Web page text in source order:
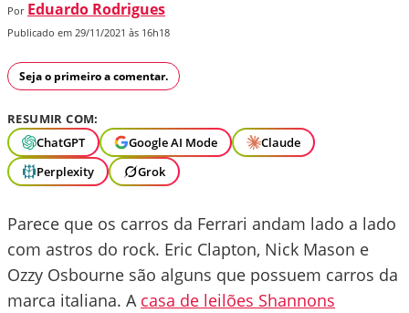
Por Eduardo Rodrigues
Publicado em 29/11/2021 às 16h18
Seja o primeiro a comentar.
RESUMIR COM:
ChatGPT
Google AI Mode
Claude
Perplexity
Grok
Parece que os carros da Ferrari andam lado a lado
com astros do rock. Eric Clapton, Nick Mason e
Ozzy Osbourne são alguns que possuem carros da
marca italiana. A casa de leilões Shannons